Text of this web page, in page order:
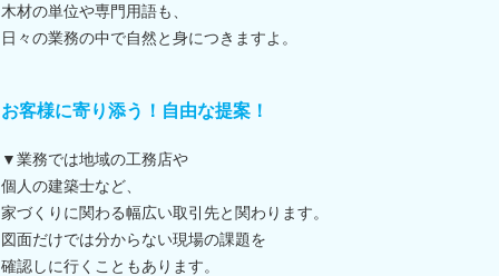
木材の単位や専門用語も、
日々の業務の中で自然と身につきますよ。
お客様に寄り添う！自由な提案！
▼業務では地域の工務店や
個人の建築士など、
家づくりに関わる幅広い取引先と関わります。
図面だけでは分からない現場の課題を
確認しに行くこともあります。